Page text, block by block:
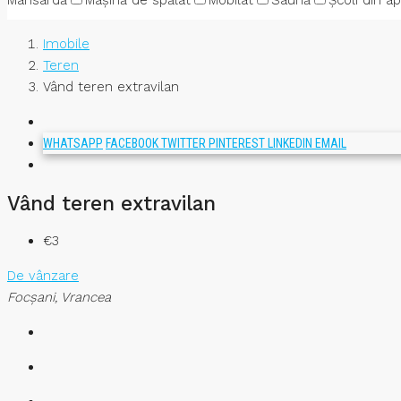
Imobile
Teren
Vând teren extravilan
WHATSAPP FACEBOOKTWITTER PINTEREST LINKEDIN EMAIL
Vând teren extravilan
€3
De vânzare
Focşani, Vrancea